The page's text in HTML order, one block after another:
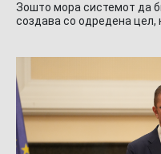
Зошто мора системот да
создава со одредена цел,